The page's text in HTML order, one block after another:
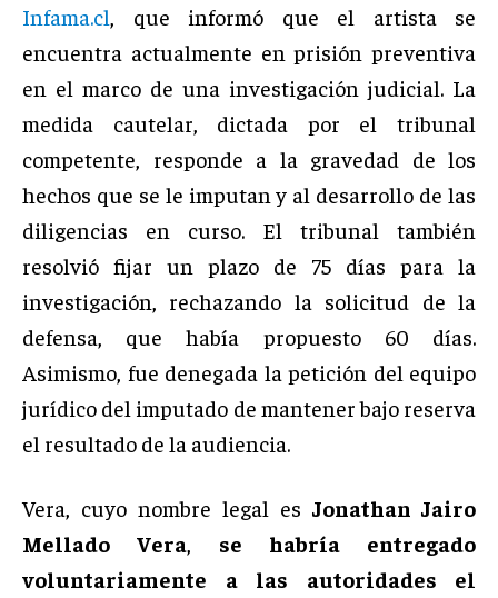
Infama.cl , que informó que el artista se
encuentra actualmente en prisión preventiva
en el marco de una investigación judicial. La
medida cautelar, dictada por el tribunal
competente, responde a la gravedad de los
hechos que se le imputan y al desarrollo de las
diligencias en curso. El tribunal también
resolvió fijar un plazo de 75 días para la
investigación, rechazando la solicitud de la
defensa, que había propuesto 60 días.
Asimismo, fue denegada la petición del equipo
jurídico del imputado de mantener bajo reserva
el resultado de la audiencia.
Vera, cuyo nombre legal es Jonathan Jairo
Mellado Vera
se habría entregado
voluntariamente a las autoridades el